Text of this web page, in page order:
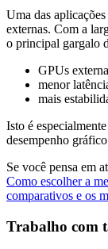
Uma das
externas. Com a
o principal gargalo
GPUs
menor
mais
Isto é
desempenho
Se você pensa em
Como escolher a
comparativos e os
Trabalho com